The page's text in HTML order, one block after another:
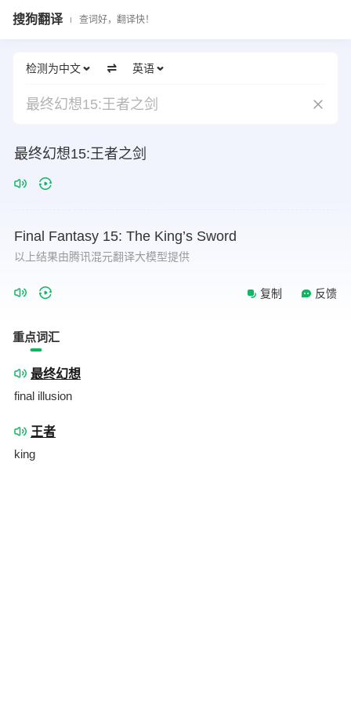
搜狗翻译 查词好，翻译快！
检测为中文 英语
最终幻想15:王者之剑
最终幻想15:王者之剑
Final Fantasy 15: The King’s Sword
以上结果由腾讯混元翻译大模型提供
复制 反馈
重点词汇
最终幻想
final illusion
王者
king